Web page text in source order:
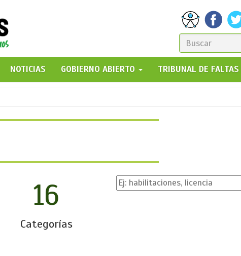
DE
GO!
NOTICIAS GOBIERNO ABIERTO TRIBUNAL DE FALTAS
16
Categorías